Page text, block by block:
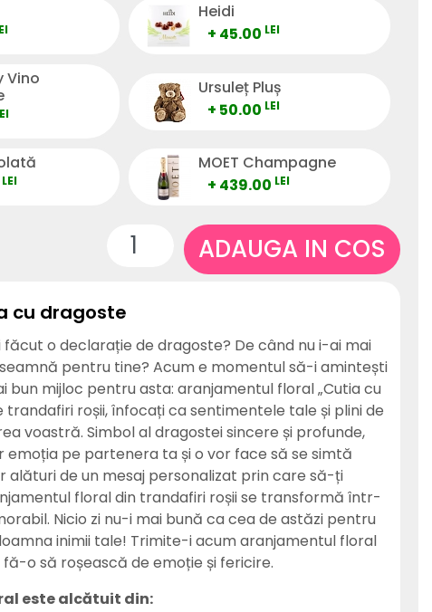
Heidi
+ 45.00 LEI
Vino
Ursuleț Pluș
+ 50.00 LEI
LEI
MOET Champagne
+ 439.00 LEI
ADAUGA IN COS
cu dragoste
făcut o declarație de dragoste? De când nu i-ai mai
pentru tine? Acum e momentul să-i amintești
bun mijloc pentru asta: aranjamentul floral „Cutia cu
trandafiri roșii, înfocați ca sentimentele tale și plini de
voastră. Simbol al dragostei sincere și profunde,
emoția pe partenera ta și o vor face să se simtă
alături de un mesaj personalizat prin care să-ți
floral din trandafiri roșii se transformă într-
Nicio zi nu-i mai bună ca cea de astăzi pentru
inimii tale! Trimite-i acum aranjamentul floral
o să roșească de emoție și fericire.
este alcătuit din: